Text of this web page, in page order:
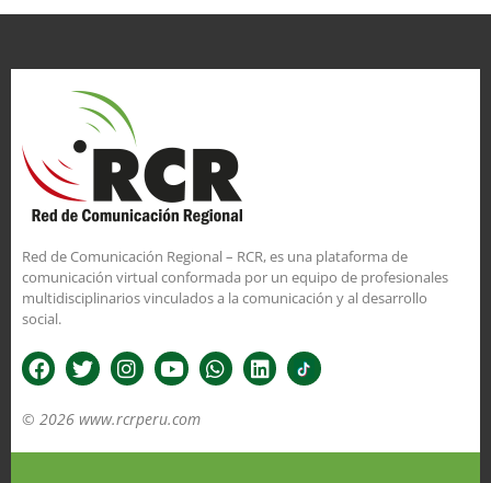
Red de Comunicación Regional – RCR, es una plataforma de
comunicación virtual conformada por un equipo de profesionales
multidisciplinarios vinculados a la comunicación y al desarrollo
social.
© 2026 www.rcrperu.com